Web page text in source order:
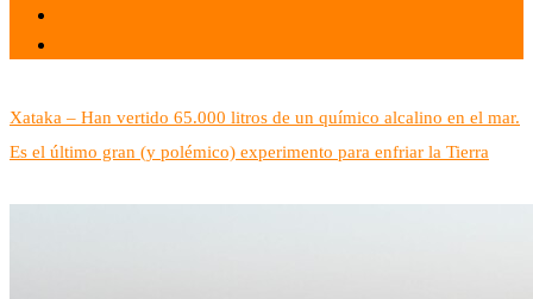
Xataka – Han vertido 65.000 litros de un químico alcalino en el mar.
Es el último gran (y polémico) experimento para enfriar la Tierra